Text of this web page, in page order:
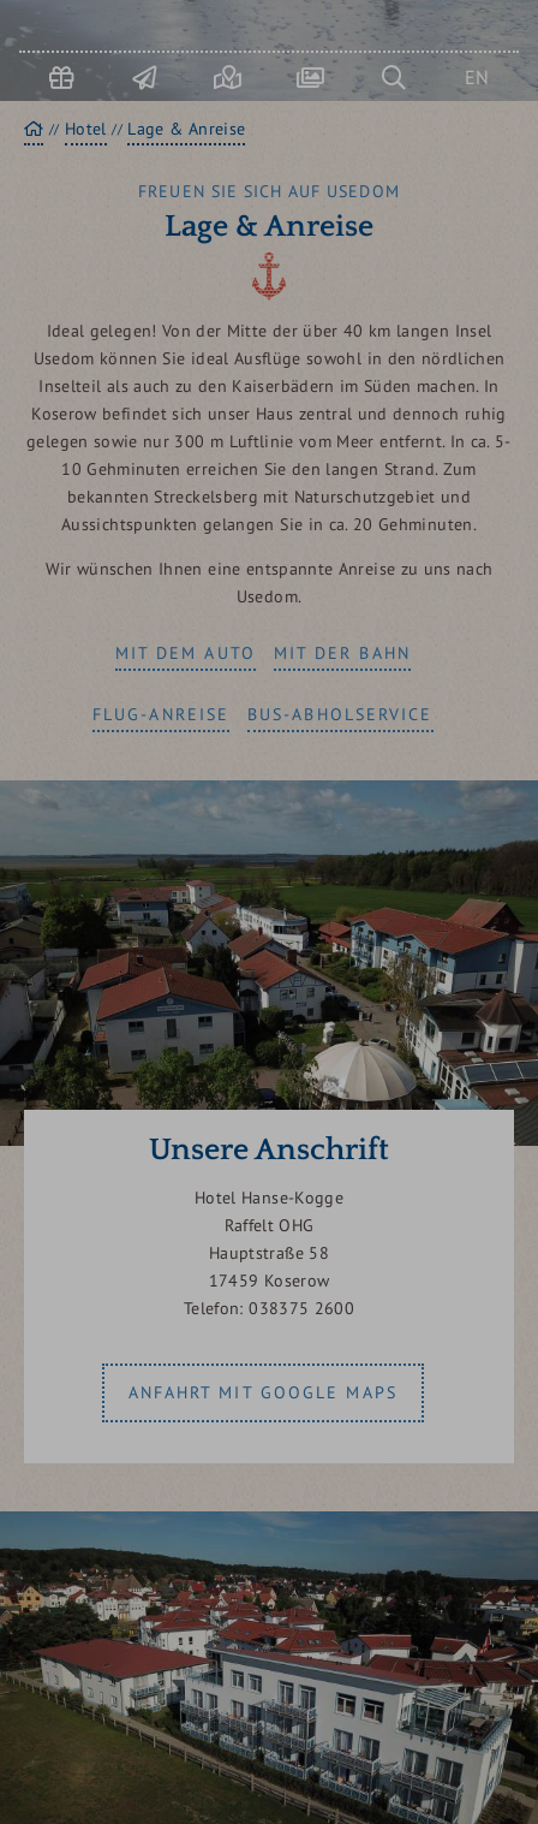
USEDOM AKTIV EN
Startseite
Hotel Lage & Anreise
FREUEN SIE SICH AUF USEDOM
Lage & Anreise
Ideal gelegen! Von der Mitte der über 40 km langen Insel
Usedom können Sie ideal Ausflüge sowohl in den nördlichen
Inselteil als auch zu den Kaiserbädern im Süden machen. In
Koserow befindet sich unser Haus zentral und dennoch ruhig
gelegen sowie nur 300 m Luftlinie vom Meer entfernt. In ca. 5-
10 Gehminuten erreichen Sie den langen Strand. Zum
bekannten Streckelsberg mit Naturschutzgebiet und
Aussichtspunkten gelangen Sie in ca. 20 Gehminuten.
Wir wünschen Ihnen eine entspannte Anreise zu uns nach
Usedom.
MIT DEM AUTO MIT DER BAHN
FLUG-ANREISE BUS-ABHOLSERVICE
Unsere Anschrift
Hotel Hanse-Kogge
Raffelt OHG
Hauptstraße 58
17459 Koserow
Telefon: 038375 2600
ANFAHRT MIT GOOGLE MAPS